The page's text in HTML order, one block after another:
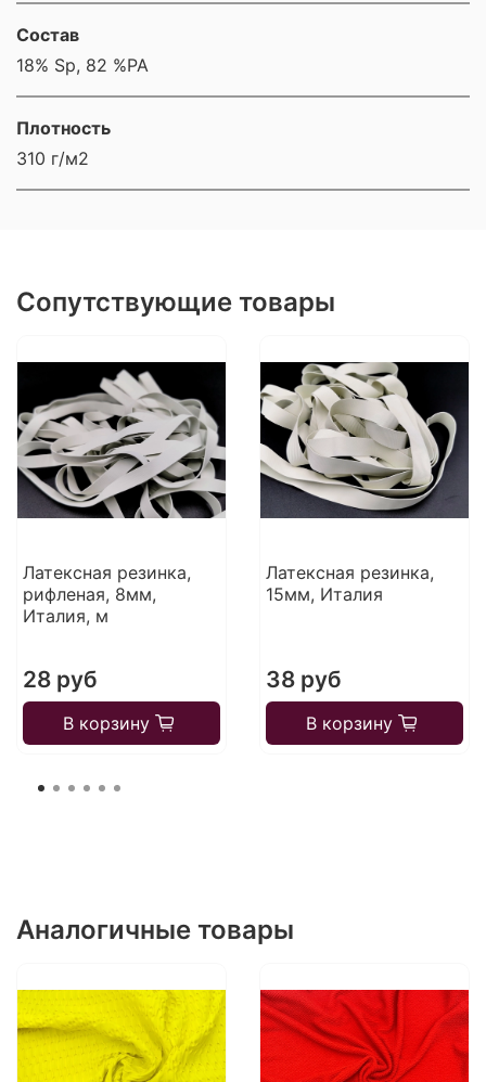
Состав
18% Sp, 82 %PA
Плотность
310 г/м2
Сопутствующие товары
Латексная резинка,
рифленая, 8мм,
Италия, м
28 руб
В корзину
Латексная резинка,
15мм, Италия
38 руб
В корзину
Аналогичные товары